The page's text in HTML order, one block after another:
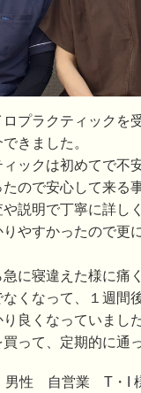
プラクティックを
きました。
ィックは初めてで不
ので安心して来る
や説明で丁寧に詳し
やすかったので更
急に寝違えた様に痛
なくなって、１週間
良くなっていました
って、定期的に通
性 自営業 T・I